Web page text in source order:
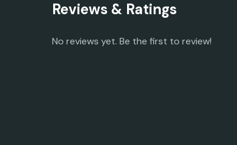
Reviews & Ratings
No reviews yet. Be the first to review!